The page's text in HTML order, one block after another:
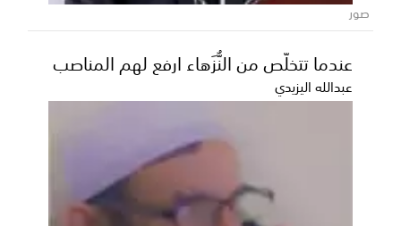
صور
عندما تتخلّص من النُّزَهاء ارفع لهم المناصب
عبدالله اليزيدي